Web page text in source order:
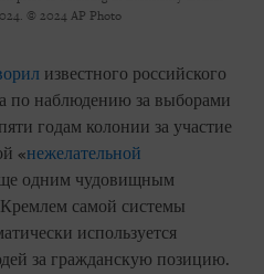
© 2024 AP Photo
известного российского
по наблюдению за выборами
годам колонии за участие
«нежелательной
одним чудовищным
самой системы
используется
за гражданскую позицию.